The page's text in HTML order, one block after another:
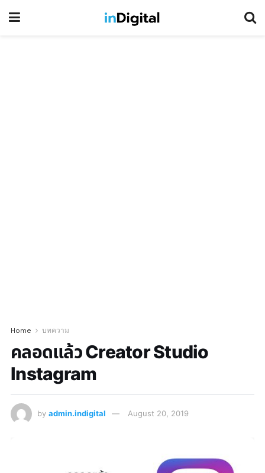
Home บทความ
คลอดแล้ว Creator Studio
Instagram
by admin.indigital August 20, 2019